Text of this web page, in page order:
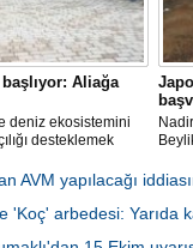
Aliağa
deniz ekosistemini
desteklemek
yeni
AVM yapılacağı
'Koç' arbedesi: Yarıda